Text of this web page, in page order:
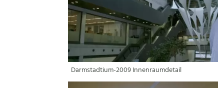
Darmstadtium-2009 Innenraumdetail